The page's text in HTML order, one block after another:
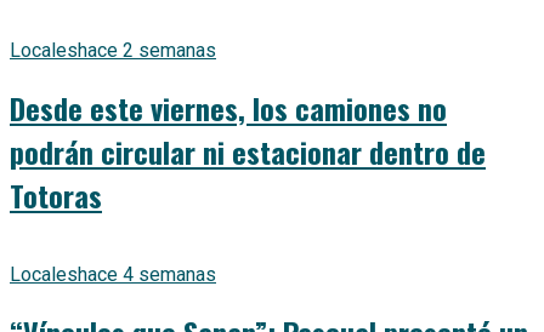
Localeshace 2 semanas
Desde este viernes, los camiones no
podrán circular ni estacionar dentro de
Totoras
Localeshace 4 semanas